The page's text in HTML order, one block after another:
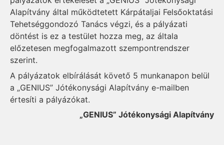
Alapítvány által működtetett Kárpátaljai Felsőoktatási
Tehetséggondozó Tanács végzi, és a pályázati
döntést is ez a testület hozza meg, az általa
előzetesen megfogalmazott szempontrendszer
szerint.
A pályázatok elbírálását követő 5 munkanapon belül
a „GENIUS” Jótékonysági Alapítvány e-mailben
értesíti a pályázókat.
„GENIUS” Jótékonysági Alapítvány